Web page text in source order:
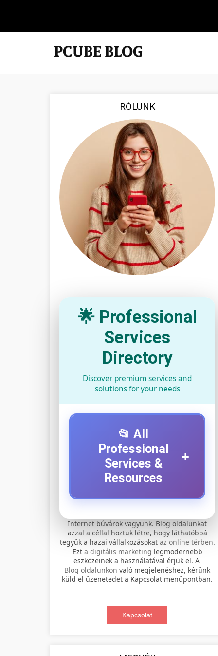
RÓLUNK
🌟 Professional
Services
Directory
Discover premium services and
solutions for your needs
📂 All
Professional
Services &
Resources
+
roller szervíz
+
Professional electric scooter repair and
maintenance services. Expert
technicians provide quality service for
all major brands and models.
scooter repair shop
📊 2. online marketing
ügynökség
+
services including SEO, social media
management, and digital advertising.
🛴 3. legjobb elektromos
Internet búvárok vagyunk. Blog oldalunkat
azzal a céllal hoztuk létre, hogy láthatóbbá
tegyük a hazai vállalkozásokat az online térben.
Ezt a digitális marketing legmodernebb
eszközeinek a használatával érjük el. A
Blog oldalunkon való megjelenéshez, kérünk
küld el üzenetedet a Kapcsolat menüpontban.
Kapcsolat